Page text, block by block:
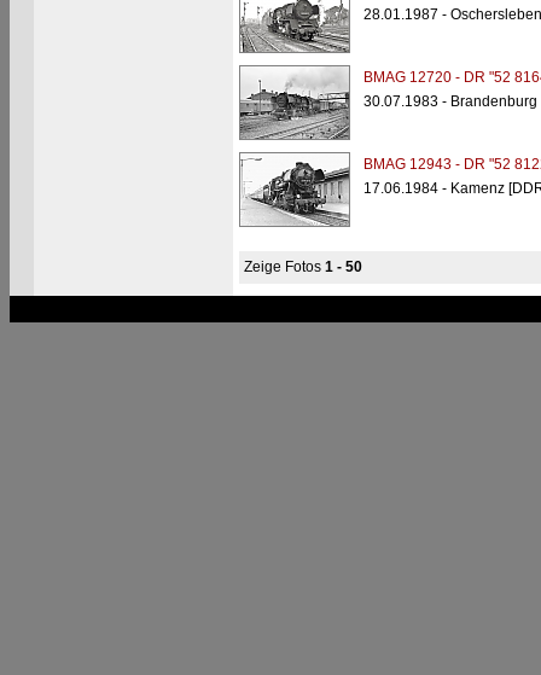
28.01.1987 -
BMAG 12720 - DR "52
30.07.1983 - Brandenburg
BMAG 12943 - DR "52
17.06.1984 - Kamenz
Zeige Fotos 1 - 50